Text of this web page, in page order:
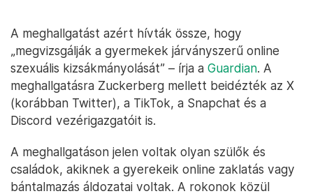
A meghallgatást azért hívták össze, hogy
„megvizsgálják a gyermekek járványszerű online
szexuális kizsákmányolását” – írja a Guardian. A
meghallgatásra Zuckerberg mellett beidézték az X
(korábban Twitter), a TikTok, a Snapchat és a
Discord vezérigazgatóit is.
A meghallgatáson jelen voltak olyan szülők és
családok, akiknek a gyerekeik online zaklatás vagy
bántalmazás áldozatai voltak. A rokonok közül